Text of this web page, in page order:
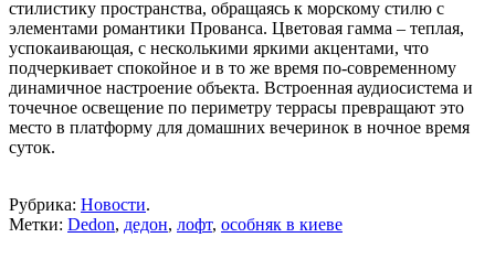
стилистику пространства, обращаясь к морскому стилю с
элементами романтики Прованса. Цветовая гамма – теплая,
успокаивающая, с несколькими яркими акцентами, что
подчеркивает спокойное и в то же время по-современному
динамичное настроение объекта. Встроенная аудиосистема и
точечное освещение по периметру террасы превращают это
место в платформу для домашних вечеринок в ночное время
суток.
Рубрика: Новости.
Метки: Dedon, дедон, лофт, особняк в киеве